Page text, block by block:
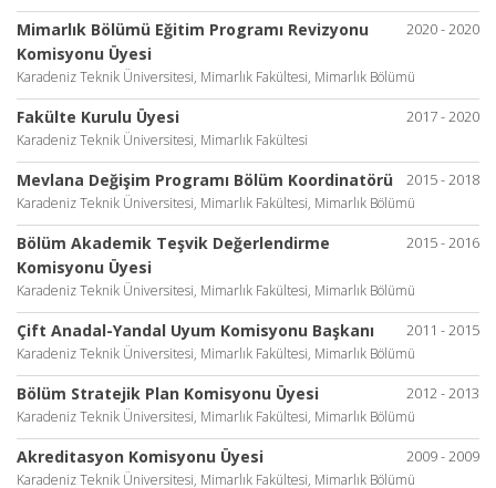
2020 - 2020
Mimarlık Bölümü Eğitim Programı Revizyonu
Komisyonu Üyesi
Karadeniz Teknik Üniversitesi, Mimarlık Fakültesi, Mimarlık Bölümü
2017 - 2020
Fakülte Kurulu Üyesi
Karadeniz Teknik Üniversitesi, Mimarlık Fakültesi
2015 - 2018
Mevlana Değişim Programı Bölüm Koordinatörü
Karadeniz Teknik Üniversitesi, Mimarlık Fakültesi, Mimarlık Bölümü
2015 - 2016
Bölüm Akademik Teşvik Değerlendirme
Komisyonu Üyesi
Karadeniz Teknik Üniversitesi, Mimarlık Fakültesi, Mimarlık Bölümü
2011 - 2015
Çift Anadal-Yandal Uyum Komisyonu Başkanı
Karadeniz Teknik Üniversitesi, Mimarlık Fakültesi, Mimarlık Bölümü
2012 - 2013
Bölüm Stratejik Plan Komisyonu Üyesi
Karadeniz Teknik Üniversitesi, Mimarlık Fakültesi, Mimarlık Bölümü
2009 - 2009
Akreditasyon Komisyonu Üyesi
Karadeniz Teknik Üniversitesi, Mimarlık Fakültesi, Mimarlık Bölümü